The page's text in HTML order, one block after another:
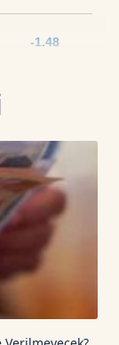
-1.48
-0.02
0
-0.12
6.46